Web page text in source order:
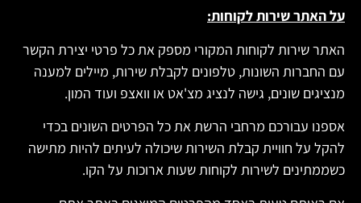
על האתר שירות לקוחות:
האתר שירות לקוחות המקורי מספק את כל פרטי יצירת הקשר
עם החברות השונות, טלפונים לקבלת שירות, מיילים למענה
מנציגים שונים, גישה לנציג מצ'אט או וואצפ ועוד המון.
אספנו עבורכם מרחבי הרשת את כל הפרטים השונים בכדי
להקל על חוויית קבלת השירות שיכולה לעיתים להיות מתישה
כשממתינים לשירות לקוחות שעות ארוכות על הקו.